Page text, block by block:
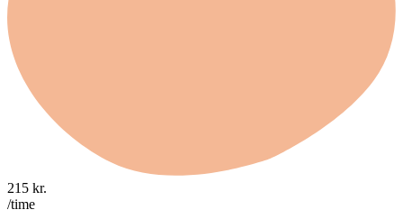
215 kr.
/time